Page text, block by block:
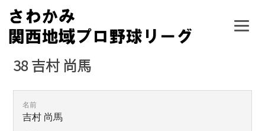
Skip
content
38 吉村 尚馬
名前
吉村 尚馬